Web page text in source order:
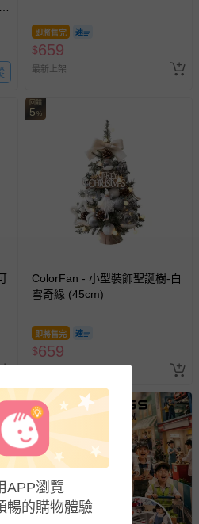
即將售完
$659
最新上架
回饋
5 %
ColorFan - 小型裝飾聖誕樹-白
雪奇緣 (45cm)
即將售完
$659
APP瀏覽
暢的購物體驗